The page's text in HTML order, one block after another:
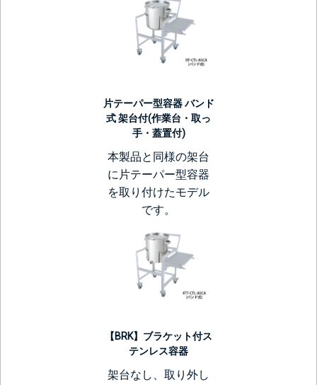
片テーパー型容器 バンド
式 架台付(作業台・取っ
手・蓋置付)
本製品と同様の架台
に片テーパー型容器
を取り付けたモデル
です。
【BRK】ブラケット付ス
テンレス容器
架台なし、取り外し